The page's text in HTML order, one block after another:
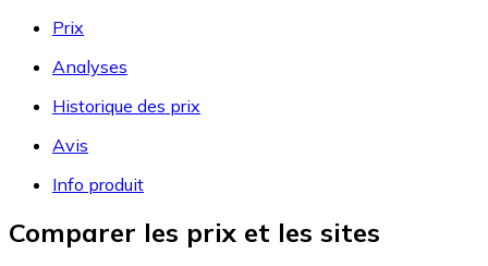
Prix
Analyses
Historique des prix
Avis
Info produit
Comparer les prix et les sites